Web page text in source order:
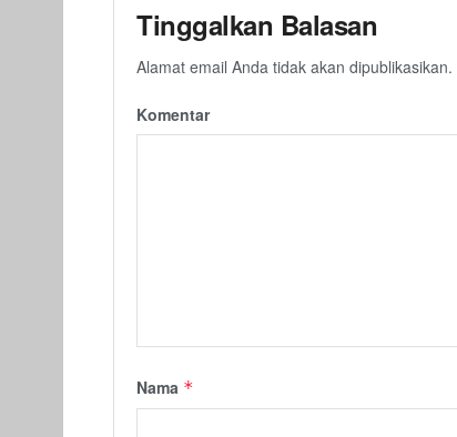
Tinggalkan Balasan
Alamat email Anda tidak akan dipublikasikan.
Komentar
Nama *